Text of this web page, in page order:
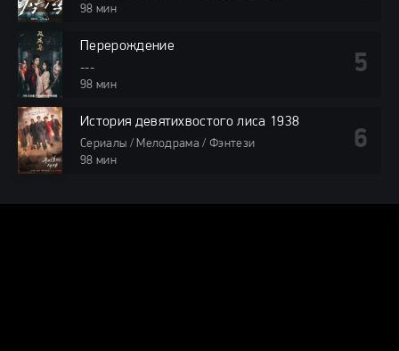
98 мин
Перерождение
---
98 мин
История девятихвостого лиса 1938
Сериалы / Мелодрама / Фэнтези
98 мин